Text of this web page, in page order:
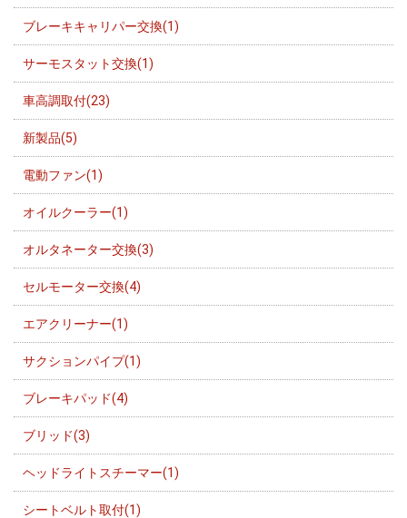
ブレーキキャリパー交換(1)
サーモスタット交換(1)
車高調取付(23)
新製品(5)
電動ファン(1)
オイルクーラー(1)
オルタネーター交換(3)
セルモーター交換(4)
エアクリーナー(1)
サクションパイプ(1)
ブレーキパッド(4)
ブリッド(3)
ヘッドライトスチーマー(1)
シートベルト取付(1)